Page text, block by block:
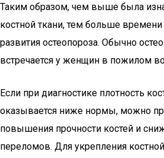
Таким образом, чем выше была
костной ткани, тем больше времени
развития остеопороза. Обычно
встречается у женщин в пожилом
Если при диагностике плотность
оказывается ниже нормы, можно
повышения прочности костей и
переломов. Для укрепления